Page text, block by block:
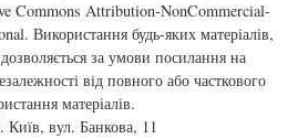
Commons Attribution-NonCommercial-
. Використання будь-яких матеріалів,
за умови посилання на
від повного або часткового
матеріалів.
Київ, вул. Банкова, 11